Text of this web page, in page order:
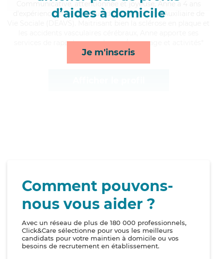
d’aides à domicile
Je m'inscris
, attentionnée et joyeuse, Anne a 4 ans
d'expérience et possède un diplôme d'État d'Auxiliaire de
services de rappels, repas, lessive/repassage et activités*
Comment pouvons-
nous vous aider ?
Avec un réseau de plus de 180 000 professionnels,
Click&Care sélectionne pour vous les meilleurs
candidats pour votre maintien à domicile ou vos
besoins de recrutement en établissement.